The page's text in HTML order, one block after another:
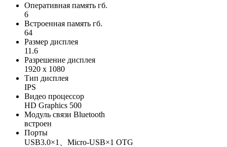
Оперативная память гб.
6
Встроенная память гб.
64
Размер дисплея
11.6
Разрешение дисплея
1920 x 1080
Тип дисплея
IPS
Видео процессор
HD Graphics 500
Модуль связи Bluetooth
встроен
Порты
USB3.0×1、Micro-USB×1 OTG